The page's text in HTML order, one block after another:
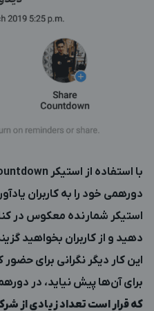
دورهمی خود را به کاربران
استیکر شمارنده معکوس در
این کار دیگر نگرانی برای
برای آن‌ها پیش نیاید، در
که قرار است تعداد زیادی از